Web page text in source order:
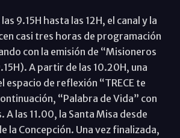
9.15H hasta las 12H, el canal y la
casi tres horas de programación
con la emisión de “Misioneros
A partir de las 10.20H, una
espacio de reflexión “TRECE te
“Palabra de Vida” con
A las 11.00, la Santa Misa desde
la Concepción. Una vez finalizada,